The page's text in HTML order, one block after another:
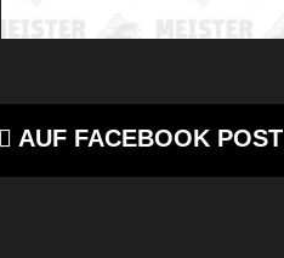
AUF FACEBOOK